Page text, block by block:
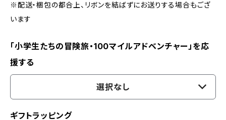
※配送・梱包の都合上、リボンを結ばずにお送りする場合もござ
います
「小学生たちの冒険旅・100マイルアドベンチャー」を応
援する
選択なし
ギフトラッピング